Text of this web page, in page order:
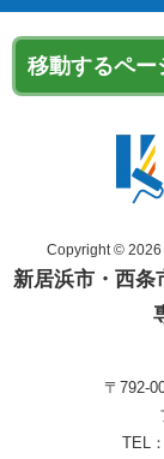
Copyright © 2026
新居浜市・西条
〒792-
TEL